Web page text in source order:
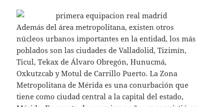
Además del área metropolitana, existen otros
núcleos urbanos importantes en la entidad, los más
poblados son las ciudades de Valladolid, Tizimín,
Ticul, Tekax de Álvaro Obregón, Hunucmá,
Oxkutzcab y Motul de Carrillo Puerto. La Zona
Metropolitana de Mérida es una conurbación que
tiene como ciudad central a la capital del estado,